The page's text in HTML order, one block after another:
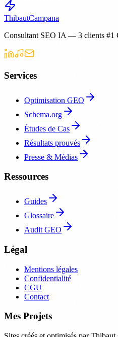
ThibautCampana
Consultant SEO IA — 3 clients #1
Services
Optimisation GEO
Schema.org
Études de Cas
Résultats prouvés
Presse & Médias
Ressources
Guides
Glossaire
Audit GEO
Légal
Mentions légales
Confidentialité
CGU
Contact
Mes Projets